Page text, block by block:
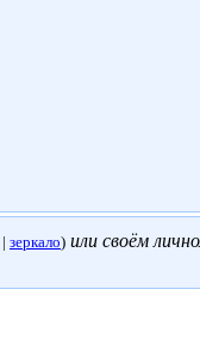
| зеркало) или своём